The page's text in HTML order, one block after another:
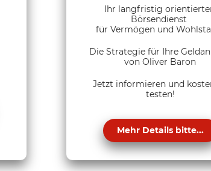
Ihr langfristig
Börsendienst
für Vermögen und
Die Strategie für Ihre
von Oliver Baron
Jetzt informieren und
testen!
Mehr Details bitte...